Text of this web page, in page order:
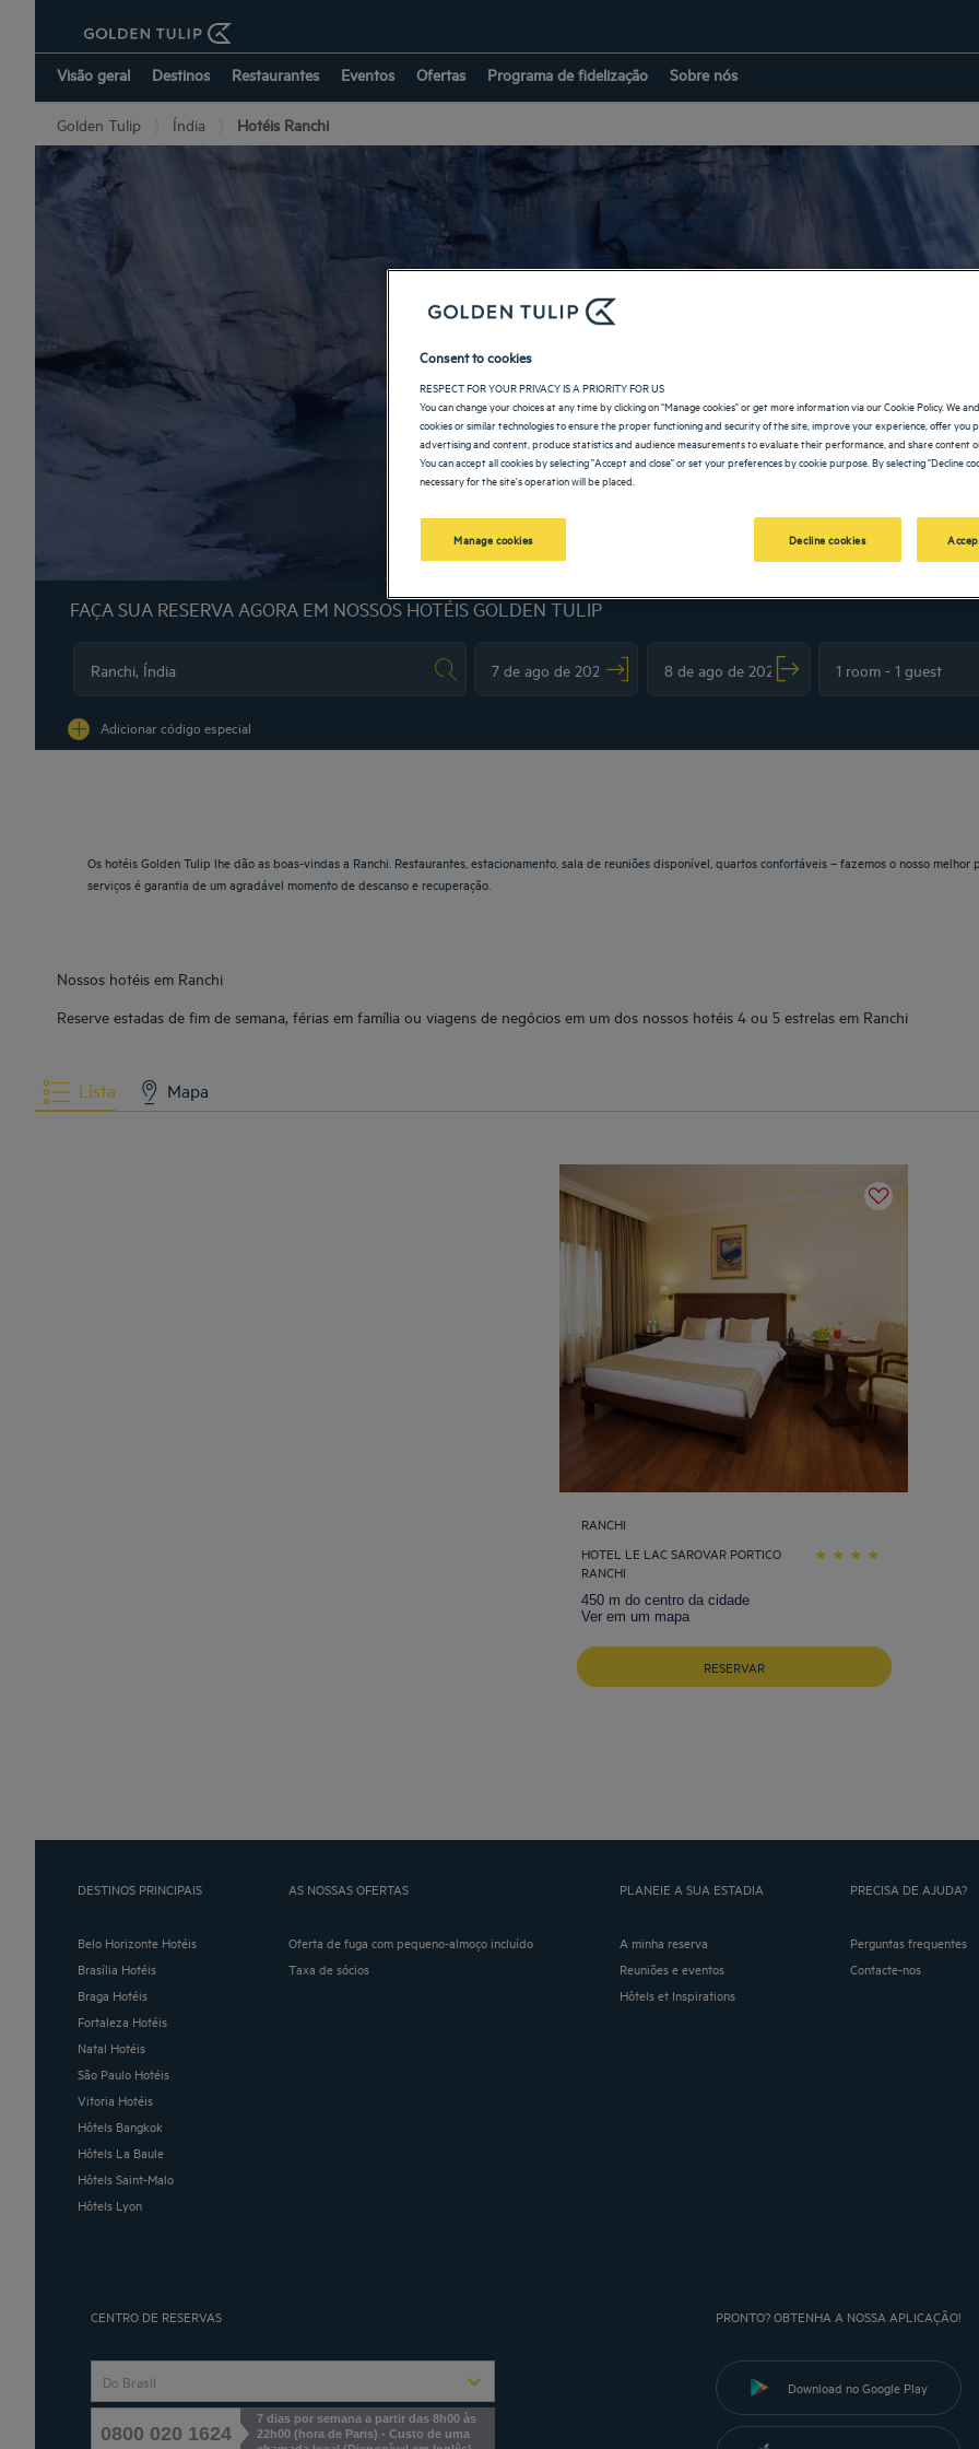
Visão geral Destinos Restaurantes Eventos Ofertas Programa de fidelização Sobre nós
Golden Tulip Índia Hotéis Ranchi
Hotéis em Ranchi
VOLTAR À PÁGINA DE ÍNDIA
FAÇA SUA RESERVA AGORA EM NOSSOS HOTÉIS GOLDEN TULIP
Adicionar código especial
Os hotéis Golden Tulip lhe dão as boas-vindas a Ranchi. Restaurantes, estacionamento, sala de reuniões disponível, quartos confortáveis – fazemos o nosso
serviços é garantia de um agradável momento de descanso e recuperação.
Nossos hotéis em Ranchi
Reserve estadas de fim de semana, férias em família ou viagens de negócios em um dos nossos hotéis 4 ou 5 estrelas em Ranchi
Lista Mapa
RANCHI
HOTEL LE LAC SAROVAR PORTICO
RANCHI
450 m do centro da cidade
Ver em um mapa
RESERVAR
DESTINOS PRINCIPAIS
Belo Horizonte Hotéis
Brasília Hotéis
Braga Hotéis
Fortaleza Hotéis
Natal Hotéis
São Paulo Hotéis
Vitoria Hotéis
Hôtels Bangkok
Hôtels La Baule
Hôtels Saint-Malo
Hôtels Lyon
AS NOSSAS OFERTAS
Oferta de fuga com pequeno-almoço incluído
Taxa de sócios
PLANEIE A SUA ESTADIA
A minha reserva
Reuniões e eventos
Hôtels et Inspirations
PRECISA DE AJUDA?
Perguntas frequentes
Contacte-nos
CENTRO DE RESERVAS
Do Brasil
0800 020 1624
7 dias por semana a partir das 8h00 às
22h00 (hora de Paris) - Custo de uma
PRONTO? OBTENHA A NOSSA APLICAÇÃO!
Download no Google Play
Consent to cookies
RESPECT FOR YOUR PRIVACY IS A PRIORITY FOR US
You can change your choices at any time by clicking on "Manage cookies" or get more information via our Cookie Policy. We and
cookies or similar technologies to ensure the proper functioning and security of the site, improve your experience, offer you
advertising and content, produce statistics and audience measurements to evaluate their performance, and share content
You can accept all cookies by selecting "Accept and close" or set your preferences by cookie purpose. By selecting "Decline
necessary for the site's operation will be placed.
Manage cookies Decline cookies